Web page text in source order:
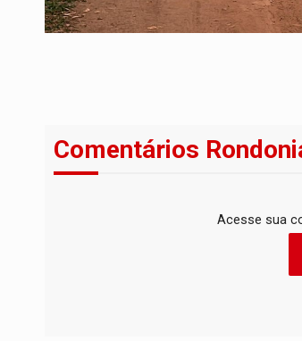
Comentários
Acesse sua